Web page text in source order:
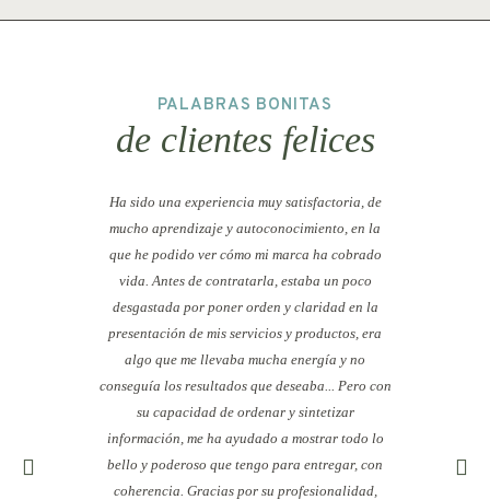
PALABRAS BONITAS
de clientes felices
Ha sido una experiencia muy satisfactoria, de
mucho aprendizaje y autoconocimiento, en la
que he podido ver cómo mi marca ha cobrado
vida. Antes de contratarla, estaba un poco
desgastada por poner orden y claridad en la
presentación de mis servicios y productos, era
algo que me llevaba mucha energía y no
conseguía los resultados que deseaba... Pero con
su capacidad de ordenar y sintetizar
información, me ha ayudado a mostrar todo lo
bello y poderoso que tengo para entregar, con
coherencia. Gracias por su profesionalidad,
que